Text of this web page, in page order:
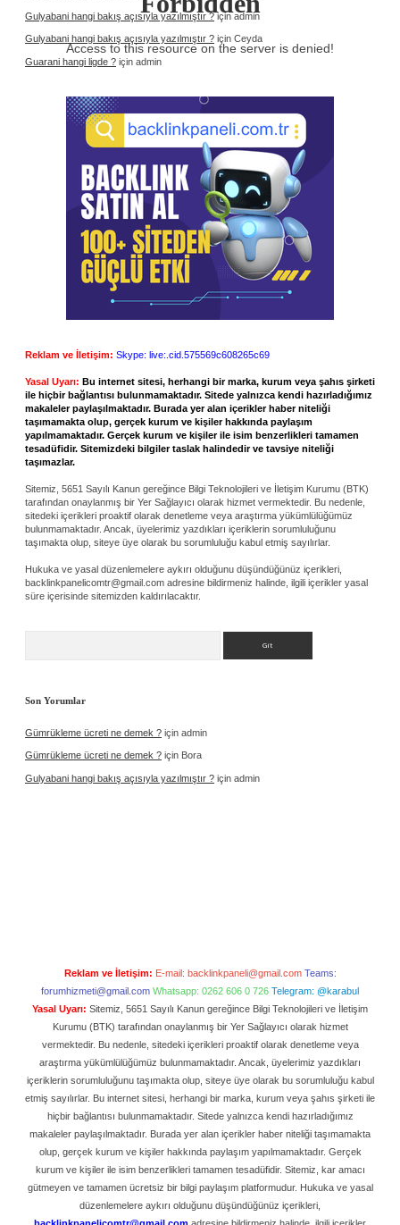
Gulyabani hangi bakış açısıyla yazılmıştır ?içinadmin
Gulyabani hangi bakış açısıyla yazılmıştır ? için Ceyda
Guarani hangi ligde ? için admin
Reklam ve İletişim: Skype: live:.cid.575569c608265c69
Yasal Uyarı: Bu internet sitesi, herhangi bir marka, kurum veya şahıs şirketi
ile hiçbir bağlantısı bulunmamaktadır. Sitede yalnızca kendi hazırladığımız
makaleler paylaşılmaktadır. Burada yer alan içerikler haber niteliği
taşımamakta olup, gerçek kurum ve kişiler hakkında paylaşım
yapılmamaktadır. Gerçek kurum ve kişiler ile isim benzerlikleri tamamen
tesadüfidir. Sitemizdeki bilgiler taslak halindedir ve tavsiye niteliği
taşımazlar.
Sitemiz, 5651 Sayılı Kanun gereğince Bilgi Teknolojileri ve İletişim Kurumu (BTK)
tarafından onaylanmış bir Yer Sağlayıcı olarak hizmet vermektedir. Bu nedenle,
sitedeki içerikleri proaktif olarak denetleme veya araştırma yükümlülüğümüz
bulunmamaktadır. Ancak, üyelerimiz yazdıkları içeriklerin sorumluluğunu
taşımakta olup, siteye üye olarak bu sorumluluğu kabul etmiş sayılırlar.
Hukuka ve yasal düzenlemelere aykırı olduğunu düşündüğünüz içerikleri,
backlinkpanelicomtr@gmail.com adresine bildirmeniz halinde, ilgili içerikler yasal
süre içerisinde sitemizden kaldırılacaktır.
Son Yorumlar
Gümrükleme ücreti ne demek ? için admin
Gümrükleme ücreti ne demek ? için Bora
Gulyabani hangi bakış açısıyla yazılmıştır ? için admin
Access to this resource on the server is denied!
Reklam ve İletişim: E-mail: backlinkpaneli@gmail.com Teams:
forumhizmeti@gmail.com Whatsapp: 0262 606 0 726 Telegram: @karabul
Yasal Uyarı: Sitemiz, 5651 Sayılı Kanun gereğince Bilgi Teknolojileri ve İletişim
Kurumu (BTK) tarafından onaylanmış bir Yer Sağlayıcı olarak hizmet
vermektedir. Bu nedenle, sitedeki içerikleri proaktif olarak denetleme veya
araştırma yükümlülüğümüz bulunmamaktadır. Ancak, üyelerimiz yazdıkları
içeriklerin sorumluluğunu taşımakta olup, siteye üye olarak bu sorumluluğu kabul
etmiş sayılırlar. Bu internet sitesi, herhangi bir marka, kurum veya şahıs şirketi ile
hiçbir bağlantısı bulunmamaktadır. Sitede yalnızca kendi hazırladığımız
makaleler paylaşılmaktadır. Burada yer alan içerikler haber niteliği taşımamakta
olup, gerçek kurum ve kişiler hakkında paylaşım yapılmamaktadır. Gerçek
kurum ve kişiler ile isim benzerlikleri tamamen tesadüfidir. Sitemiz, kar amacı
gütmeyen ve tamamen ücretsiz bir bilgi paylaşım platformudur. Hukuka ve yasal
düzenlemelere aykırı olduğunu düşündüğünüz içerikleri,